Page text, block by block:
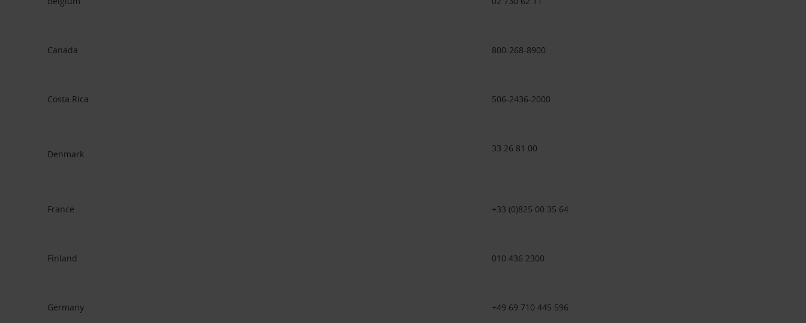
Canada 800-268-8900
Costa Rica 506-2436-2000
Denmark
33 26 81 00
France +33 (0)825 00 35 64
Finland 010 436 2300
Germany +49 69 710 445 596